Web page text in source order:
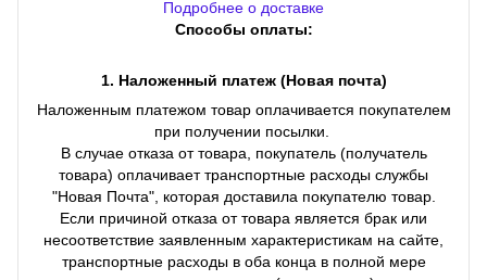
Подробнее о доставке
Способы оплаты:
1. Наложенный платеж (Новая почта)
Наложенным платежом товар оплачивается покупателем
при получении посылки.
В случае отказа от товара, покупатель (получатель
товара) оплачивает транспортные расходы службы
"Новая Почта", которая доставила покупателю товар.
Если причиной отказа от товара является брак или
несоответствие заявленным характеристикам на сайте,
транспортные расходы в оба конца в полной мере